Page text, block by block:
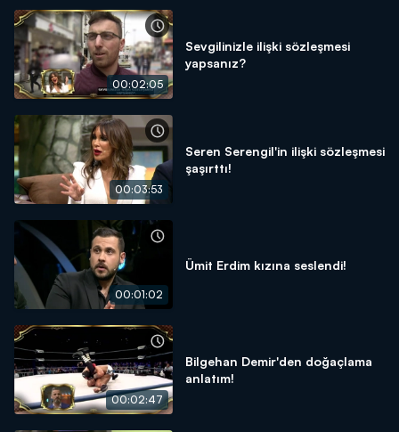
00:02:05
Sevgilinizle ilişki sözleşmesi
yapsanız?
00:03:53
Seren Serengil'in ilişki sözleşmesi
şaşırttı!
00:01:02
Ümit Erdim kızına seslendi!
00:02:47
Bilgehan Demir'den doğaçlama
anlatım!